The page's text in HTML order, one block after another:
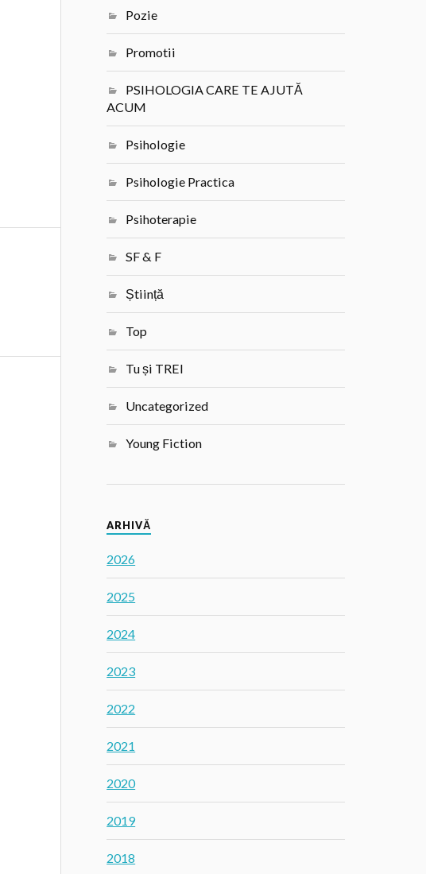
Pozie
Promotii
PSIHOLOGIA CARE TE AJUTĂ
ACUM
Psihologie
Psihologie Practica
Psihoterapie
SF & F
Știință
Top
Tu și TREI
Uncategorized
Young Fiction
ARHIVĂ
2026
2025
2024
2023
2022
2021
2020
2019
2018